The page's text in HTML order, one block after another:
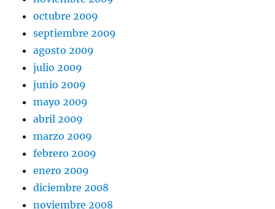
octubre 2009
septiembre 2009
agosto 2009
julio 2009
junio 2009
mayo 2009
abril 2009
marzo 2009
febrero 2009
enero 2009
diciembre 2008
noviembre 2008